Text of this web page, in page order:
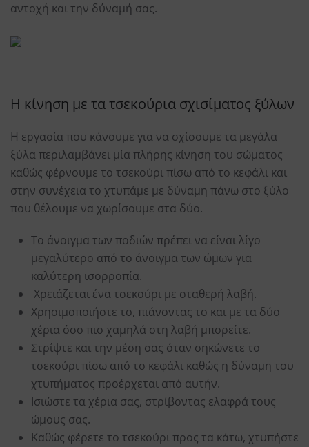
αντοχή και την δύναμή σας.
Η κίνηση με τα τσεκούρια σχισίματος ξύλων
Η εργασία που κάνουμε για να σχίσουμε τα μεγάλα
ξύλα περιλαμβάνει μία πλήρης κίνηση του σώματος
καθώς φέρνουμε το τσεκούρι πίσω από το κεφάλι και
στην συνέχεια το χτυπάμε με δύναμη πάνω στο ξύλο
που θέλουμε να χωρίσουμε στα δύο.
Το άνοιγμα των ποδιών πρέπει να είναι λίγο
μεγαλύτερο από το άνοιγμα των ώμων για
καλύτερη ισορροπία.
Χρειάζεται ένα τσεκούρι με σταθερή λαβή.
Χρησιμοποιήστε το, πιάνοντας το και με τα δύο
χέρια όσο πιο χαμηλά στη λαβή μπορείτε.
Στρίψτε και την μέση σας όταν σηκώνετε το
τσεκούρι πίσω από το κεφάλι καθώς η δύναμη του
χτυπήματος προέρχεται από αυτήν.
Ισιώστε τα χέρια σας, στρίβοντας ελαφρά τους
ώμους σας.
Καθώς φέρετε το τσεκούρι προς τα κάτω, χτυπήστε